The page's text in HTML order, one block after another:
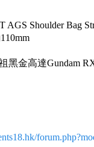
Shoulder Bag
黑金高達Gundam